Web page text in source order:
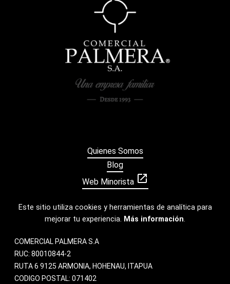
Quienes Somos
Blog
Web Minorista open_in_new
Este sitio utiliza cookies y herramientas de analítica para
mejorar tu experiencia. Más información.
COMERCIAL PALMERA S.A
RUC: 80010844-2
RUTA 6 9125 ARMONIA, HOHENAU, ITAPUA
CODIGO POSTAL: 071402